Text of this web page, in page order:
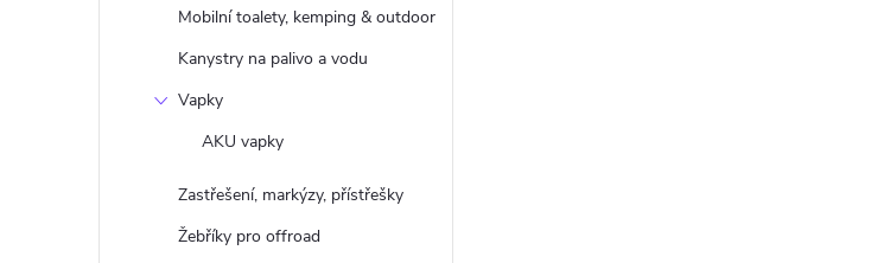
Mobilní toalety, kemping & outdoor
Kanystry na palivo a vodu
Vapky
AKU vapky
Zastřešení, markýzy, přístřešky
Žebříky pro offroad